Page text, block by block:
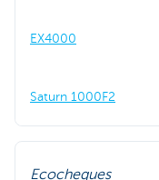
EX4000
Saturn 1000F2
Ecocheques